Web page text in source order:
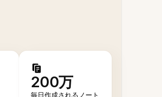
200万
毎日作成されるノート